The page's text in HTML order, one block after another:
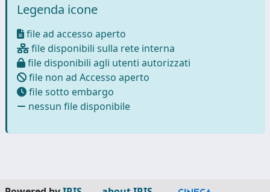
Legenda icone
file ad accesso aperto
file disponibili sulla rete interna
file disponibili agli utenti autorizzati
file non ad Accesso aperto
file sotto embargo
nessun file disponibile